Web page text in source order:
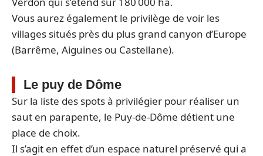
Vous aurez également le privilège de voir les
villages situés près du plus grand canyon d’Europe
(Barrême, Aiguines ou Castellane).
Le puy de Dôme
Sur la liste des spots à privilégier pour réaliser un
saut en parapente, le Puy-de-Dôme détient une
place de choix.
Il s’agit en effet d’un espace naturel préservé qui a